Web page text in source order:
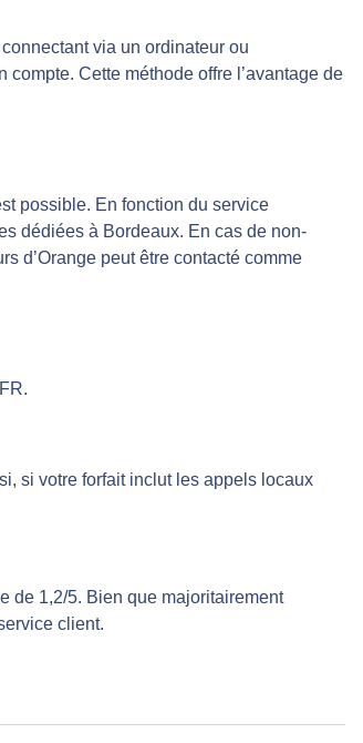
via un ordinateur ou
Cette méthode offre l’avantage de
possible. En fonction du service
dédiées à Bordeaux. En cas de non-
d’Orange peut être contacté comme
si votre forfait inclut les appels locaux
de 1,2/5. Bien que majoritairement
client.